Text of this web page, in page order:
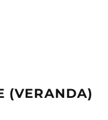
(VERANDA)